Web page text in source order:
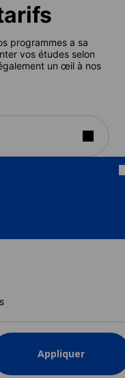
programmes a sa
vos études selon
un œil à nos
Appliquer
(Été)